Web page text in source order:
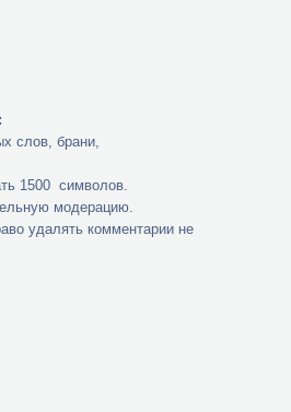
слов, брани,
1500 символов.
модерацию.
удалять комментарии не